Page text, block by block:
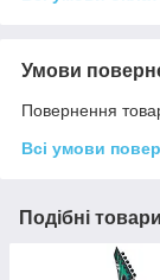
Умови
Повернення
Всі умови
Подібні